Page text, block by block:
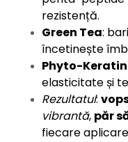
rezistență.
Green Tea:
încetinește
Phyto-
elasticitate și
Rezultatul:
vibrantă, păr
fiecare